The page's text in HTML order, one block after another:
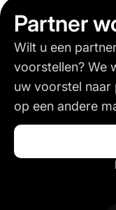
Partner
Wilt u een
voorstellen? We
uw voorstel naar
op een andere